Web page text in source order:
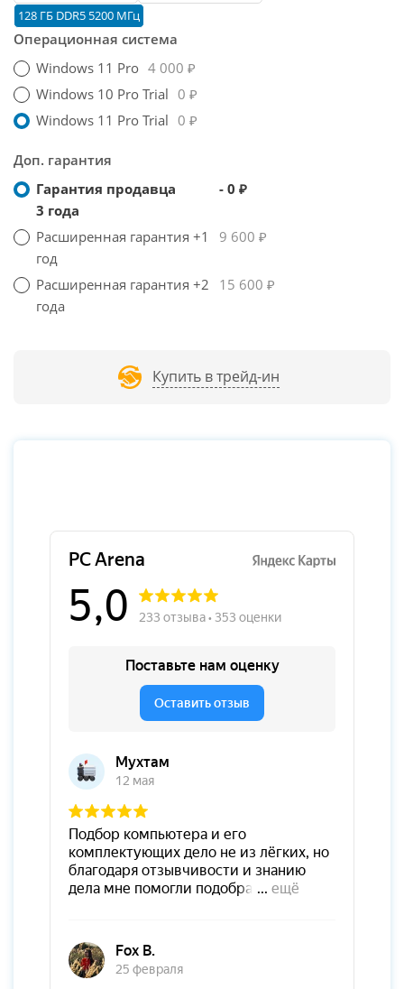
128 ГБ DDR5 5200 МГц
Операционная система
Windows 11 Pro 4 000 ₽
Windows 10 Pro Trial 0 ₽
Windows 11 Pro Trial 0 ₽
Доп. гарантия
Гарантия продавца
3 года
- 0 ₽
Расширенная гарантия +1
год
9 600 ₽
Расширенная гарантия +2
года
15 600 ₽
Купить в трейд-ин